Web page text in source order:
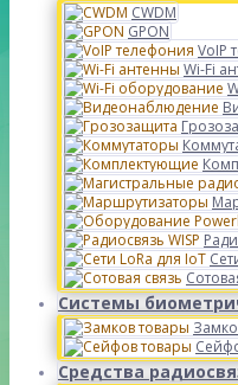
CWDM
GPON
VoIP
Wi-Fi
Системы
Средства